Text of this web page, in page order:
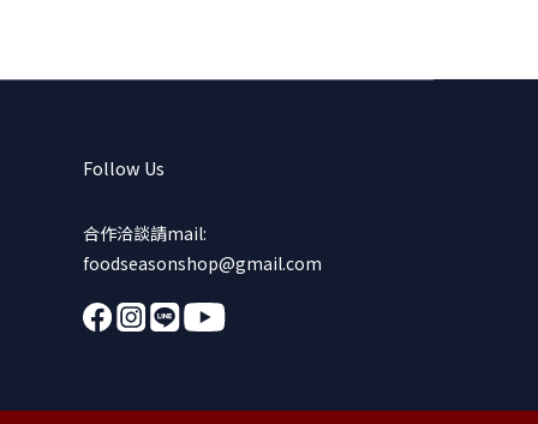
Follow Us
合作洽談請mail:
foodseasonshop@gmail.com